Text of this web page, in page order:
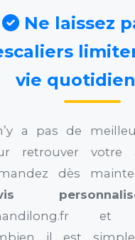
Ne laissez
vie
a pas de
retrouver votre
dès
et